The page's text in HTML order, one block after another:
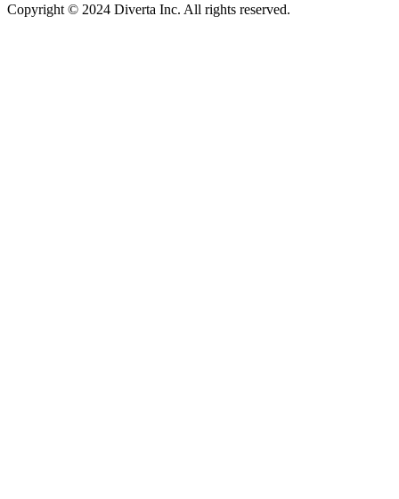
Copyright © 2024 Diverta Inc. All rights reserved.